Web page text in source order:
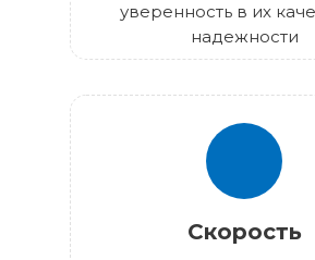
Скорость
уверенность в их
надежности